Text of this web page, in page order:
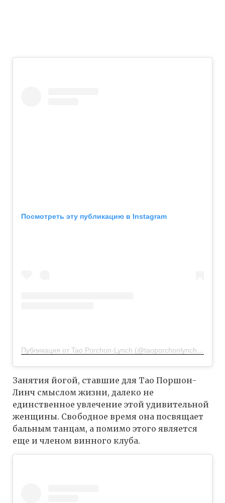
Посмотреть эту публикацию в Instagram
Публикация от Tao Porchon-Lynch (@taoporchonlynch100)
Занятия йогой, ставшие для Тао Поршон-
Линч смыслом жизни, далеко не
единственное увлечение этой удивительной
женщины. Свободное время она посвящает
бальным танцам, а помимо этого является
еще и членом винного клуба.